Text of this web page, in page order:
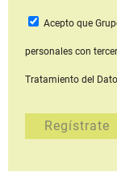
Acepto que
personales con
Tratamiento del